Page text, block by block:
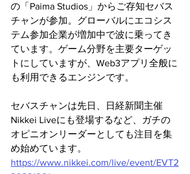
の「Paima Studios」からご存知セバス
チャンが参加。グローバルにエコシス
テム参加企業が増加中で波に乗ってき
ています。ゲーム分野を主要ターゲッ
トにしていますが、Web3アプリ全般に
も利用できるエンジンです。
セバスチャンは先日、日経新聞主催
Nikkei Liveにも登場するなど、ガチの
オピニオンリーダーとしても注目を集
め始めています。
https://www.nikkei.com/live/event/EVT2